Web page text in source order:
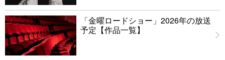
「金曜ロードショー」2026年の放送
予定【作品一覧】